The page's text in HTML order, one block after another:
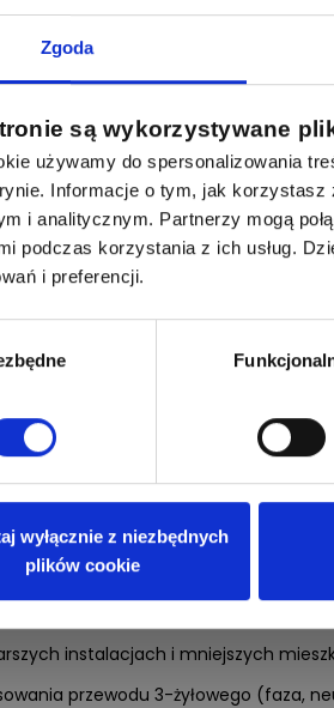
Zgoda
są wykorzystywane
używamy do spersonalizowania
Informacje o tym, jak korzystasz
i analitycznym. Partnerzy mogą
podczas korzystania z ich usług.
i preferencji.
wyłącznie z niezbędnych
plików cookie
może ulec przegrzaniu, co prowadzi
płyty indukcyjnej do
zależy od dostępnej
instalacjach i mniejszych
przewodu 3-żyłowego (faza,